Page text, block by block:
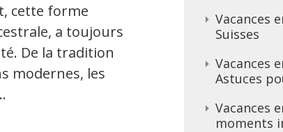
cette forme
a toujours
De la tradition
modernes, les
Vacances
Suisses
Vacances
Astuces
Vacances
moments